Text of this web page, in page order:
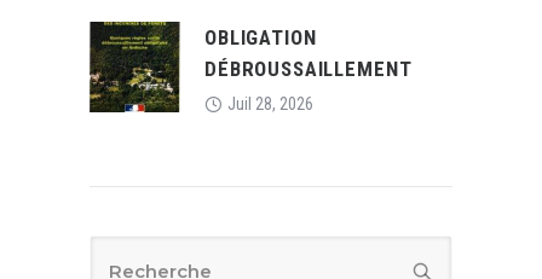
OBLIGATION
DÉBROUSSAILLEMENT
Juil 28, 2026